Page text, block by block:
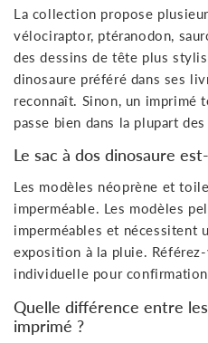
La collection propose
vélociraptor, ptéranodon,
des dessins de tête plus
dinosaure préféré dans ses
reconnaît. Sinon, un imprimé
passe bien dans la plupart des
Le sac à dos dinosaure
Les modèles néoprène et
imperméable. Les modèles
imperméables et nécessitent
exposition à la pluie.
individuelle pour
Quelle différence entre
imprimé ?